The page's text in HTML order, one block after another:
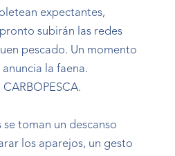
expectantes,
subirán las redes
pescado. Un momento
la faena.
CARBOPESCA.
se toman un descanso
los aparejos, un gesto